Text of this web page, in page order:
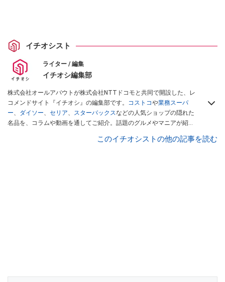
イチオシスト
ライター / 編集
イチオシ編集部
株式会社オールアバウトが株式会社NTTドコモと共同で開設した、レ
コメンドサイト『イチオシ』の編集部です。 コストコや業務スーパ
ー、 ダイソー、 セリア、 スターバックスなどの人気ショップの隠れた
名品を、コラムや動画を通してご紹介。話題のグルメやマニアが紹介
インフルエンサーが実際に使用してレビューしています。毎日トレン
このイチオシストの他の記事を読む